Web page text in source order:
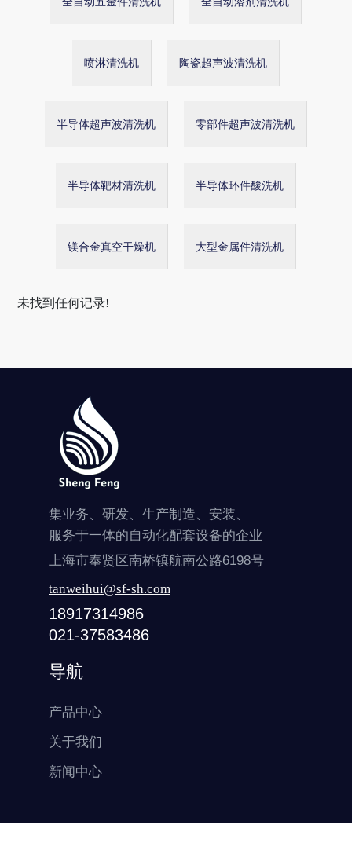
喷淋清洗机 陶瓷超声波清洗机
半导体超声波清洗机 零部件超声波清洗机
半导体靶材清洗机 半导体环件酸洗机
镁合金真空干燥机 大型金属件清洗机
未找到任何记录!
集业务、研发、生产制造、安装、
服务于一体的自动化配套设备的企业
上海市奉贤区南桥镇航南公路6198号
tanweihui@sf-sh.com
18917314986
021-37583486
导航
产品中心
关于我们
新闻中心